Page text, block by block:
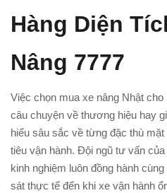
Hàng Diện
Nâng 7777
Việc chọn mua xe nâng Nhật
câu chuyện về thương hiệu hay
hiểu sâu sắc về từng đặc thù
tiêu vận hành. Đội ngũ tư vấn
kinh nghiệm luôn đồng hành
sát thực tế đến khi xe vận hành